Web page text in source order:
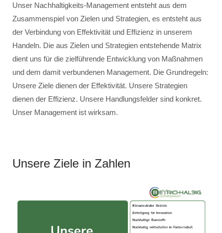
Unser Nachhaltigkeits-Management entsteht aus dem
Zusammenspiel von Zielen und Strategien, es entsteht aus
der Verbindung von Effektivität und Effizienz in unserem
Handeln. Die aus Zielen und Strategien entstehende Matrix
dient uns für die zielführende Entwicklung von Maßnahmen
und dem damit verbundenen Management. Die Grundregeln:
Unsere Ziele dienen der Effektivität. Unsere Strategien
dienen der Effizienz. Unsere Handlungsfelder sind konkret.
Unser Management ist wirksam.
Unsere Ziele in Zahlen